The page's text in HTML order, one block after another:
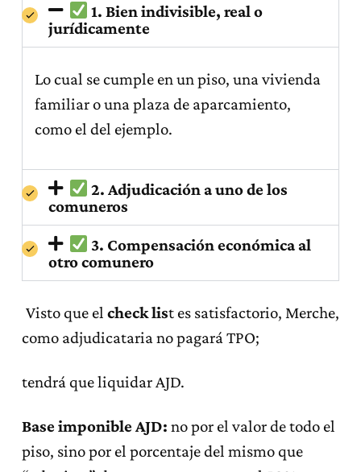
1. Bien indivisible, real o
jurídicamente
Lo cual se cumple en un piso, una vivienda
familiar o una plaza de aparcamiento,
como el del ejemplo.
2. Adjudicación a uno de los
comuneros
3. Compensación económica al
otro comunero
Visto que el check list es satisfactorio, Merche,
como adjudicataria no pagará TPO;
tendrá que liquidar AJD.
Base imponible AJD: no por el valor de todo el
piso, sino por el porcentaje del mismo que